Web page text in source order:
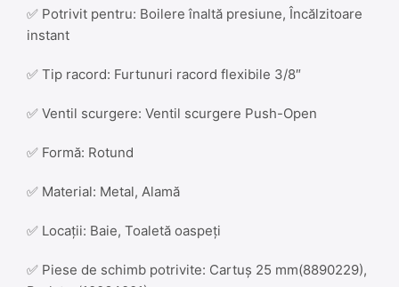
✅ Potrivit pentru: Boilere înaltă presiune, Încălzitoare
instant
✅ Tip racord: Furtunuri racord flexibile 3/8″
✅ Ventil scurgere: Ventil scurgere Push-Open
✅ Formă: Rotund
✅ Material: Metal, Alamă
✅ Locații: Baie, Toaletă oaspeți
✅ Piese de schimb potrivite: Cartuș 25 mm(8890229),